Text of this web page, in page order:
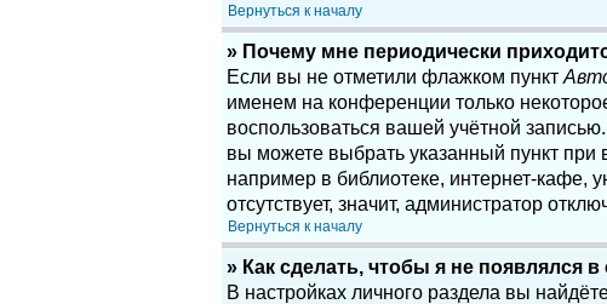
Вернуться к началу
» Почему мне периодически
Если вы не отметили флажком пункт
именем на конференции только
воспользоваться вашей учётной
вы можете выбрать указанный пункт
например в библиотеке, интернет-кафе,
отсутствует, значит, администратор
Вернуться к началу
» Как сделать, чтобы я не появлялся
В настройках личного раздела вы